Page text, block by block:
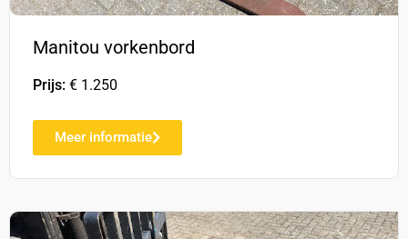
Manitou vorkenbord
Prijs: € 1.250
Meer informatie